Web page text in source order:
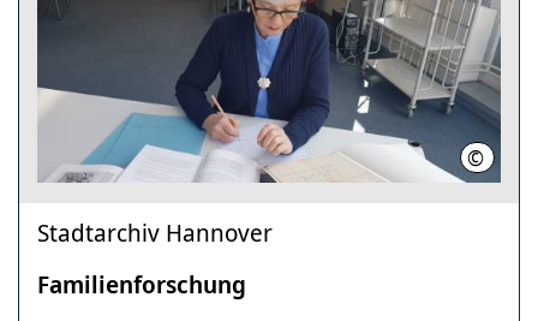
©
Stadtarchiv Hannover
Familienforschung